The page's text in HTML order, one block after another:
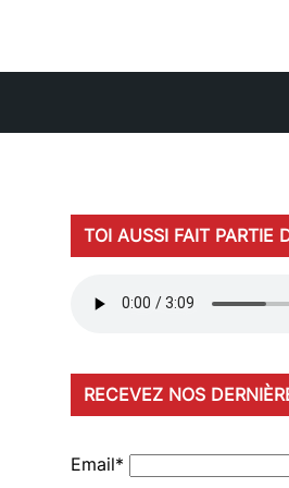
TOI AUSSI FAIT PARTIE
RECEVEZ NOS
Email*